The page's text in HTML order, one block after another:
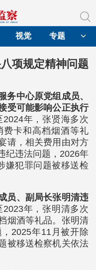
视觉 专题
项规定精神问题
务中心原党组成员、
受可能影响公正执行
2024年，张贤海多次
卡和高档烟酒等礼
请，相关费用由对方
纪违法问题，2026年
嫌犯罪问题被移送检
员、副局长张明清违
2023年，张明清多次
烟酒等礼品。张明清
2025年11月被开除
被移送检察机关依法